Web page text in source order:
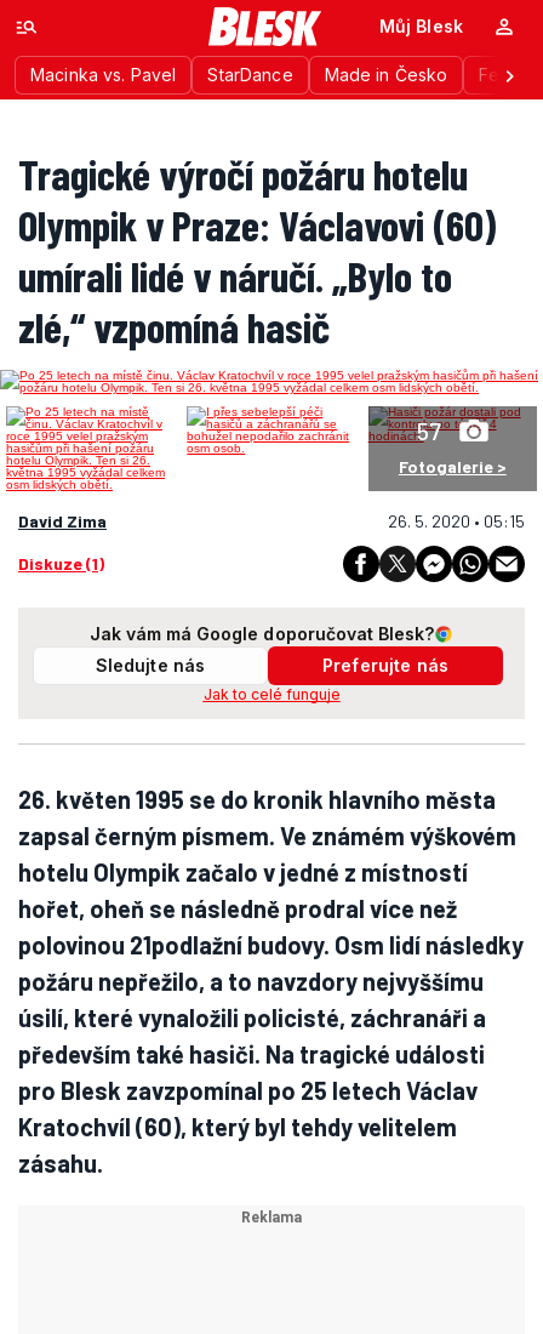
Macinka vs. Pavel StarDance Made in Česko
Můj Blesk
Tragické výročí požáru hotelu
Olympik v Praze: Václavovi (60)
umírali lidé v náručí. „Bylo to
zlé,“ vzpomíná hasič
57
Fotogalerie >
David Zima 26. 5. 2020 • 05:15
Diskuze (1)
Jak vám má Google doporučovat Blesk?
Sledujte nás
Preferujte nás
Jak to celé funguje
26. květen 1995 se do kronik hlavního města
zapsal černým písmem. Ve známém výškovém
hotelu Olympik začalo v jedné z místností
hořet, oheň se následně prodral více než
polovinou 21podlažní budovy. Osm lidí následky
požáru nepřežilo, a to navzdory nejvyššímu
úsilí, které vynaložili policisté, záchranáři a
především také hasiči. Na tragické události
pro Blesk zavzpomínal po 25 letech Václav
Kratochvíl (60), který byl tehdy velitelem
zásahu.